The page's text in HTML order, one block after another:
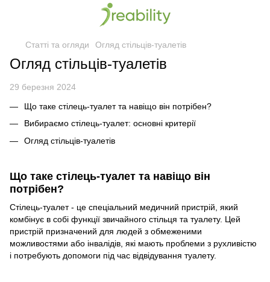
Статті та огляди Огляд стільців-туалетів
Огляд стільців-туалетів
29 березня 2024
Що таке стілець-туалет та навіщо він потрібен?
Вибираємо стілець-туалет: основні критерії
Огляд стільців-туалетів
Що таке стілець-туалет та навіщо він
потрібен?
Стілець-туалет - це спеціальний медичний пристрій, який
комбінує в собі функції звичайного стільця та туалету. Цей
пристрій призначений для людей з обмеженими
можливостями або інвалідів, які мають проблеми з рухливістю
і потребують допомоги під час відвідування туалету.